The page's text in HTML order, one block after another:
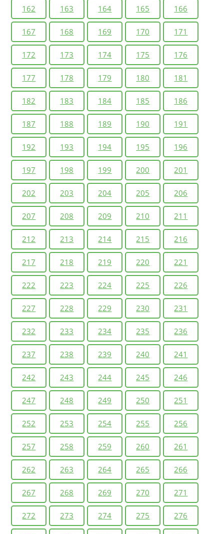
162 163 164 165 166
167 168 169 170 171
172 173 174 175 176
177 178 179 180 181
182 183 184 185 186
187 188 189 190 191
192 193 194 195 196
197 198 199 200 201
202 203 204 205 206
207 208 209 210 211
212 213 214 215 216
217 218 219 220 221
222 223 224 225 226
227 228 229 230 231
232 233 234 235 236
237 238 239 240 241
242 243 244 245 246
247 248 249 250 251
252 253 254 255 256
257 258 259 260 261
262 263 264 265 266
267 268 269 270 271
272 273 274 275 276